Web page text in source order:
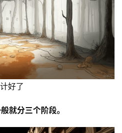
好了
就分三个阶段。